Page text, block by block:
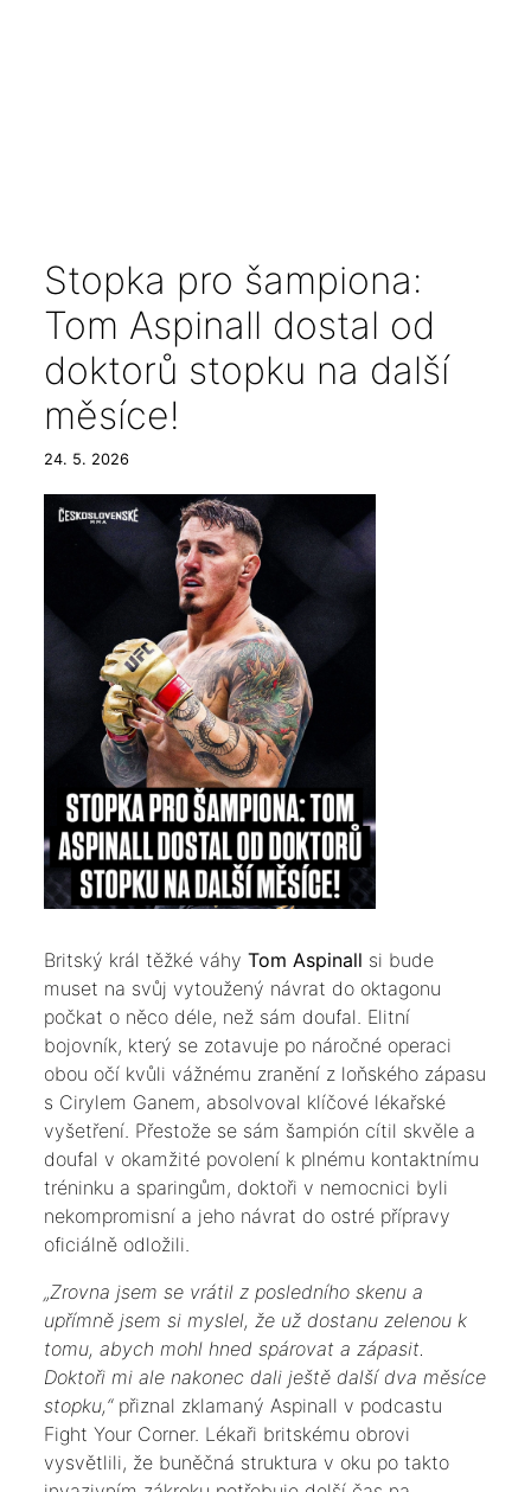
Stopka pro šampiona:
Tom Aspinall dostal od
doktorů stopku na další
měsíce!
24. 5. 2026
​Britský král těžké váhyTom Aspinall si bude
muset na svůj vytoužený návrat do oktagonu
počkat o něco déle, než sám doufal. Elitní
bojovník, který se zotavuje po náročné operaci
obou očí kvůli vážnému zranění z loňského zápasu
s Cirylem Ganem, absolvoval klíčové lékařské
vyšetření. Přestože se sám šampión cítil skvěle a
doufal v okamžité povolení k plnému kontaktnímu
tréninku a sparingům, doktoři v nemocnici byli
nekompromisní a jeho návrat do ostré přípravy
oficiálně odložili.
​„Zrovna jsem se vrátil z posledního skenu a
upřímně jsem si myslel, že už dostanu zelenou k
tomu, abych mohl hned spárovat a zápasit.
Doktoři mi ale nakonec dali ještě další dva měsíce
stopku,“přiznal zklamaný Aspinall v podcastu
Fight Your Corner. Lékaři britskému obrovi
vysvětlili, že buněčná struktura v oku po takto